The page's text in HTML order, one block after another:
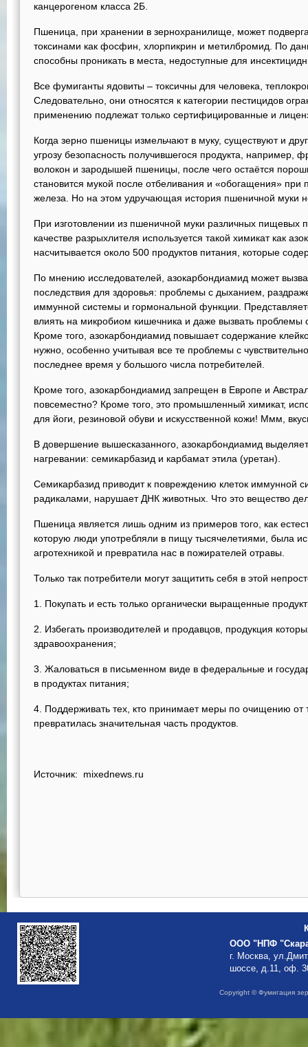
канцерогеном класса 2Б.
Пшеница, при хранении в зернохранилище, может
токсинами как фосфин, хлорпикрин и метилбромид. По
способны проникать в места, недоступные для
Все фумиганты ядовиты – токсичны для человека,
Следовательно, они относятся к категории пестицидов
применению подлежат только сертифицированные и
Когда зерно пшеницы измельчают в муку, существуют и
угрозу безопасность получившегося продукта, например,
волокон и зародышей пшеницы, после чего остаётся
становится мукой после отбеливания и «обогащения» при
железа. Но на этом удручающая история пшеничной муки
При изготовлении из пшеничной муки различных пищевых
качестве разрыхлителя используется такой химикат как
насчитывается около 500 продуктов питания, которые
По мнению исследователей, азокарбондиамид может
последствия для здоровья: проблемы с дыханием,
иммунной системы и гормональной функции.
влиять на микробиом кишечника и даже вызвать
Кроме того, азокарбондиамид повышает содержание
нужно, особенно учитывая все те проблемы с
последнее время у большого числа потребителей.
Кроме того, азокарбондиамид запрещен в Европе и
повсеместно? Кроме того, это промышленный химикат,
для йоги, резиновой обуви и искусственной кожи! Ммм,
В довершение вышесказанного, азокарбондиамид
нагревании: семикарбазид и карбамат этила (уретан).
Семикарбазид приводит к повреждению клеток иммунной
радикалами, нарушает ДНК животных. Что это вещество
Пшеница является лишь одним из примеров того, как
которую люди употребляли в пищу тысячелетиями, была
агротехникой и превратила нас в пожирателей отравы.
Только так потребители могут защитить себя в этой
1. Покупать и есть только органически выращенные
2. Избегать производителей и продавцов, продукция
здравоохранения;
3. Жаловаться в письменном виде в федеральные и
в продуктах питания;
4. Поддерживать тех, кто принимает меры по очищению от
превратилась значительная часть продуктов.
Источник: mixednews.ru
ООО "НПФ
г. Москва,
шоссе, д.11, оф.
Copyright © Фумигация